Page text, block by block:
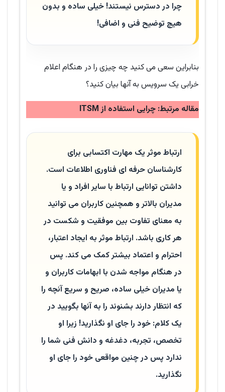
چرا در دسترس نیستند! خیلی ساده و بدون
هیچ توضیح فنی و اضافی!
بنابراین سعی می کنید چه چیزی را در هنگام اعلام
خرابی یک سرویس به آنها بیان کنید؟
مقاله مرتبط: چرایی استفاده از ITSM
ارتباط موثر یک مهارت اکتسابی برای
کارشناسان حرفه ای فناوری اطلاعات است.
داشتن توانایی ارتباط با سایر افراد و یا
مدیران بالاتر و همچنین کاربران می توانید
به معنای تفاوت بین موفقیت و شکست در
هر کاری باشد. ارتباط موثر به ایجاد اعتبار،
احترام و اعتماد بیشتر کمک می کند. پس
در هنگام مواجه شدن با ابهامات کاربران و
یا مدیران خیلی ساده، صریح و سریع آنچه را
که انتظار دارند بشنوند را به آنها بگویید در
یک کلام: خود را جای او نگذارید! زیرا او
تخصص، تجربه، دغدغه و دانش فنی شما را
ندارد پس در چنین مواقعی خود را جای او
نگذارید.